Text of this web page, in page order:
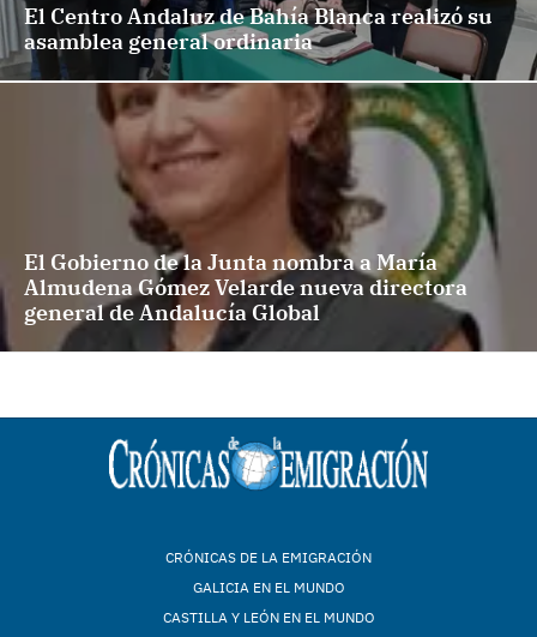
El Centro Andaluz de Bahía Blanca realizó su
asamblea general ordinaria
El Gobierno de la Junta nombra a María
Almudena Gómez Velarde nueva directora
general de Andalucía Global
CRÓNICAS DE LA EMIGRACIÓN
GALICIA EN EL MUNDO
CASTILLA Y LEÓN EN EL MUNDO